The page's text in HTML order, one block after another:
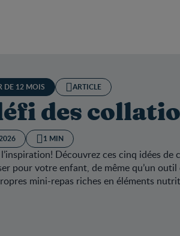
DE 12 MOIS ARTICLE
des
1 MIN
Découvrez ces cinq idées
pour votre enfant, de même qu’un
mini-repas riches en éléments